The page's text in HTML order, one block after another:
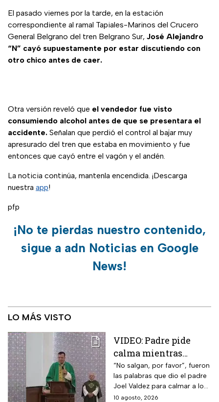
El pasado viernes por la tarde, en la estación
correspondiente al ramal Tapiales-Marinos del Crucero
General Belgrano del tren Belgrano Sur, José Alejandro
“N” cayó supuestamente por estar discutiendo con
otro chico antes de caer.
Otra versión reveló que el vendedor fue visto
consumiendo alcohol antes de que se presentara el
accidente. Señalan que perdió el control al bajar muy
apresurado del tren que estaba en movimiento y fue
entonces que cayó entre el vagón y el andén.
La noticia continúa, mantenla encendida. ¡Descarga
nuestra app!
pfp
¡No te pierdas nuestro contenido,
sigue a adn Noticias en Google
News!
LO MÁS VISTO
VIDEO: Padre pide
calma mientras
balacera interrumpe
misa en Los Mochis,
Sinaloa
“No salgan, por favor”, fueron
las palabras que dio el padre
Joel Valdez para calmar a los
feligreses que se encontraban
10 agosto, 2026